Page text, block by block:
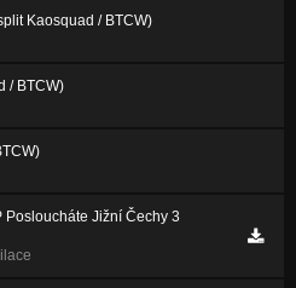
Kaosquad / BTCW)
/ BTCW)
Posloucháte Jižní Čechy 3